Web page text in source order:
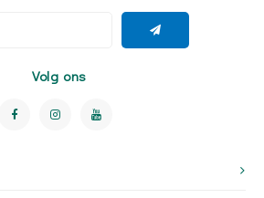
Volg ons